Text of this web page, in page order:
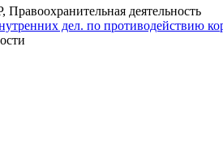
деятельность
дел. по противодействию